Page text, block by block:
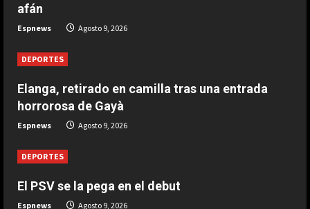
4 Agosto 9, 2026
5 Agosto 9, 2026
afán
Espnews Agosto 9, 2026
DEPORTES
Elanga, retirado en camilla tras una entrada
horrorosa de Gayà
Espnews Agosto 9, 2026
DEPORTES
El PSV se la pega en el debut
Espnews Agosto 9, 2026